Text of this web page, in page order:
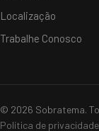
Localização
Trabalhe Conosco
© 2026 Sobratema.
Política de privacidade